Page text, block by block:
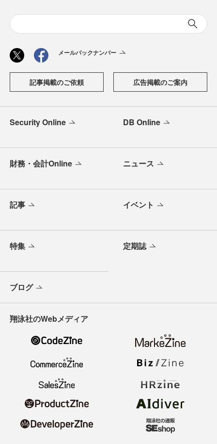
メールバックナンバー
記事掲載のご依頼 広告掲載のご案内
Security Online DB Online
財務・会計Online ニュース
記事 イベント
特集 定期誌
ブログ
翔泳社のWebメディア